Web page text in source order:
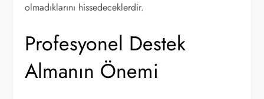
olmadıklarını hissedeceklerdir.
Profesyonel Destek
Almanın Önemi